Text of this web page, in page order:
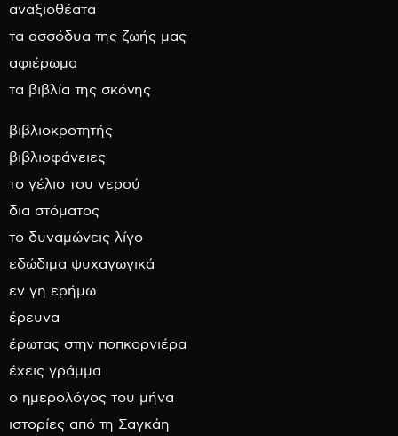
αναξιοθέατα
τα ασσόδυα της ζωής μας
αφιέρωμα
τα βιβλία της σκόνης
βιβλιοκροτητής
βιβλιοφάνειες
το γέλιο του νερού
δια στόματος
το δυναμώνεις λίγο
εδώδιμα ψυχαγωγικά
εν γη ερήμω
έρευνα
έρωτας στην ποπκορνιέρα
έχεις γράμμα
ο ημερολόγος του μήνα
ιστορίες από τη Σαγκάη